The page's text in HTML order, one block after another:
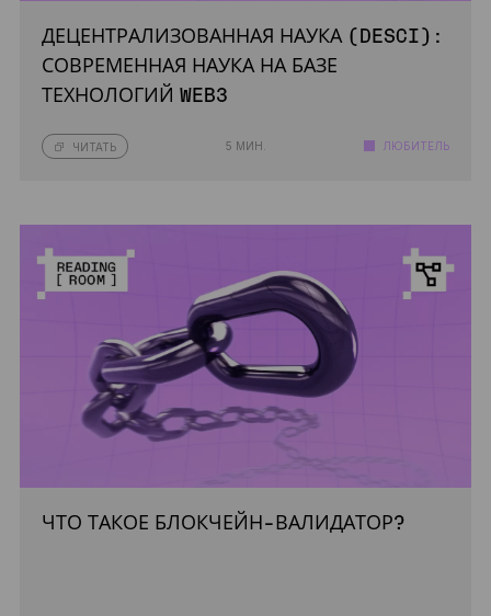
ДЕЦЕНТРАЛИЗОВАННАЯ НАУКА (DESCI):
СОВРЕМЕННАЯ НАУКА НА БАЗЕ
ТЕХНОЛОГИЙ WEB3
ЧИТАТЬ 5 МИН. ЛЮБИТЕЛЬ
ЧТО ТАКОЕ БЛОКЧЕЙН-ВАЛИДАТОР?